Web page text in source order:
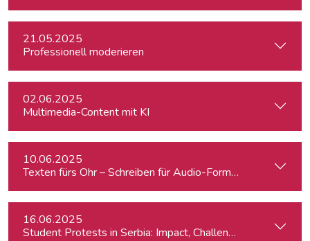
21.05.2025
Professionell moderieren
02.06.2025
Multimedia-Content mit KI
10.06.2025
Texten fürs Ohr – Schreiben für Audio-Formate
16.06.2025
Student Protests in Serbia: Impact, Challenges, and